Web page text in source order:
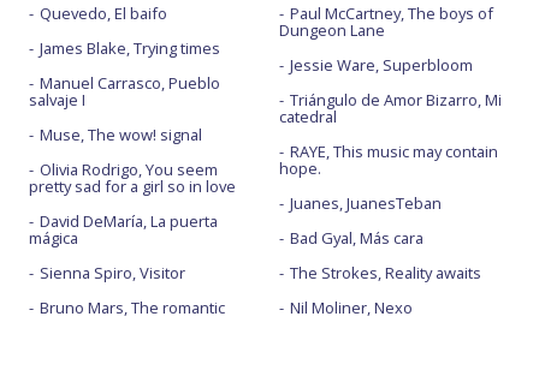
Quevedo, El baifo
James Blake, Trying times
Manuel Carrasco, Pueblo
salvaje I
Muse, The wow! signal
Olivia Rodrigo, You seem
pretty sad for a girl so in love
David DeMaría, La puerta
mágica
Sienna Spiro, Visitor
Bruno Mars, The romantic
Paul McCartney, The boys of
Dungeon Lane
Jessie Ware, Superbloom
Triángulo de Amor Bizarro, Mi
catedral
RAYE, This music may contain
hope.
Juanes, JuanesTeban
Bad Gyal, Más cara
The Strokes, Reality awaits
Nil Moliner, Nexo